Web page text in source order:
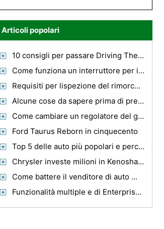
Articoli popolari
10 consigli per passare Driving Theory Test
Come funziona un interruttore per il dimmer per auto?
Requisiti per lispezione del rimorchio di utilità nel New Hampshire
Alcune cose da sapere prima di prenotare un servizio di limousine
Come cambiare un regolatore del gioco del freno pneumatico
Ford Taurus Reborn in cinquecento
Top 5 delle auto più popolari e perché dovreste essere interessati
Chrysler investe milioni in Kenosha Engine Impianto
Come battere il venditore di auto ...
Funzionalità multiple e di Enterprise Solutions Of Servizi di noleggio auto a Singapore